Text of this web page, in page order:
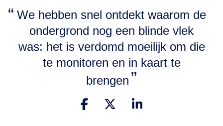
We hebben snel ontdekt waarom de
ondergrond nog een blinde vlek
was: het is verdomd moeilijk om die
te monitoren en in kaart te
brengen